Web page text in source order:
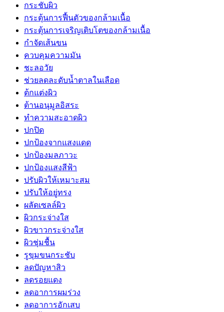
กระชับผิว
กระตุ้นการฟื้นตัวของกล้ามเนื้อ
กระตุ้นการเจริญเติบโตของกล้ามเนื้อ
กำจัดเส้นขน
ควบคุมความมัน
ชะลอวัย
ช่วยลดละดับน้ำตาลในเลือด
ต้กแต่งผิว
ต้านอนุมูลอิสระ
ทำความสะอาดผิว
ปกปิด
ปกป้องจากแสงแดด
ปกป้องมลภาวะ
ปกป้องแสงสีฟ้า
ปรับผิวให้เหมาะสม
ปรับให้อยู่ทรง
ผลัดเซลล์ผิว
ผิวกระจ่างใส
ผิวขาวกระจ่างใส
ผิวชุ่มชื้น
รูขุมขนกระชับ
ลดปัญหาสิว
ลดรอยแดง
ลดอาการผมร่วง
ลดอาการอักเสบ